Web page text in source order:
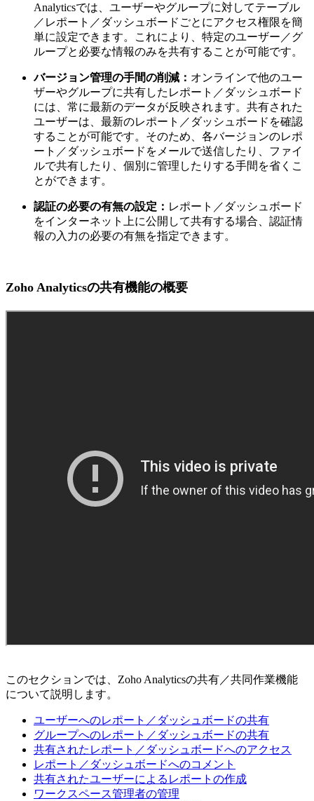
Analyticsでは、ユーザーやグループに対してテーブル
／レポート／ダッシュボードごとにアクセス権限を簡
単に設定できます。これにより、特定のユーザー／グ
ループと必要な情報のみを共有することが可能です。
バージョン管理の手間の削減： オンラインで他のユー
ザーやグループに共有したレポート／ダッシュボード
には、常に最新のデータが反映されます。共有された
ユーザーは、最新のレポート／ダッシュボードを確認
することが可能です。そのため、各バージョンのレポ
ート／ダッシュボードをメールで送信したり、ファイ
ルで共有したり、個別に管理したりする手間を省くこ
とができます。
認証の必要の有無の設定： レポート／ダッシュボード
をインターネット上に公開して共有する場合、 認証情
報の入力の必要の有無を指定できます。
Zoho Analyticsの共有機能の概要
このセクションでは、Zoho Analyticsの共有／共同作業機能
について説明します。
ユーザーへのレポート／ダッシュボードの共有
グループへのレポート／ダッシュボードの共有
共有されたレポート／ダッシュボードへのアクセス
レポート／ダッシュボードへのコメント
共有されたユーザーによるレポートの作成
ワークスペース管理者の管理